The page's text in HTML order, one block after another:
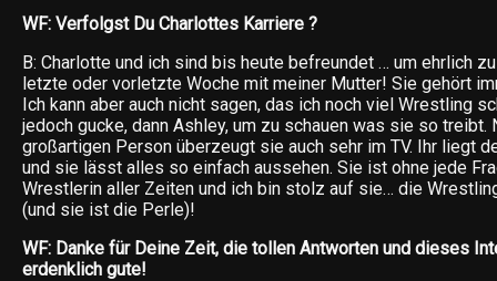
WF: Verfolgst Du Charlottes Karriere ?
B: Charlotte und ich sind bis heute befreundet … um ehrlich
letzte oder vorletzte Woche mit meiner Mutter! Sie gehört
Ich kann aber auch nicht sagen, das ich noch viel Wrestling
jedoch gucke, dann Ashley, um zu schauen was sie so treibt.
großartigen Person überzeugt sie auch sehr im TV. Ihr liegt
und sie lässt alles so einfach aussehen. Sie ist ohne jede
Wrestlerin aller Zeiten und ich bin stolz auf sie… die
(und sie ist die Perle)!
WF: Danke für Deine Zeit, die tollen Antworten und dieses
erdenklich gute!